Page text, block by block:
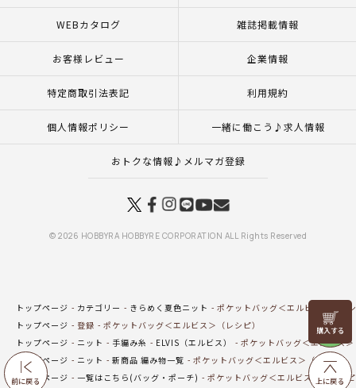
前に戻る
リリヤン
フェア
上に戻る
WEBカタログ 雑誌掲載情報
お客様レビュー 企業情報
特定商取引法表記 利用規約
個人情報ポリシー 一緒に働こう♪求人情報
おトクな情報♪メルマガ登録
© 2026 HOBBYRA HOBBYRE CORPORATION ALL Rights Reserved
トップページ カテゴリー きらめく夏色ニット
ポケットバッグ＜エルビス＞（レ
トップページ
登録
ポケットバッグ＜エルビス＞（レシピ）
トップページ
ニット 手編み糸 ELVIS（エルビス）
ポケットバッグ＜エルビス
トップページ
ニット 新商品 編み物一覧
ポケットバッグ＜エルビス＞（レシピ）
トップページ
一覧はこちら(バッグ・ポーチ) ポケットバッグ＜エルビス＞（レシ